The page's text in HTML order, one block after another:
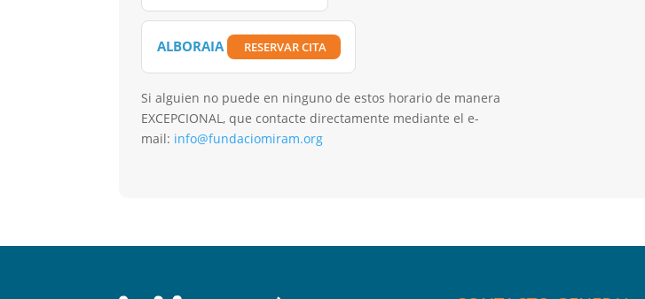
ALBORAIA RESERVAR CITA
Si alguien no puede en ninguno de estos horario de manera
EXCEPCIONAL, que contacte directamente mediante el e-
mail: info@fundaciomiram.org